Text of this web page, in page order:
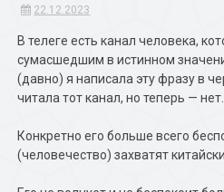
22.12.2023
В телеге есть канал человека,
сумасшедшим в истинном
(давно) я написала эту фразу в
читала тот канал, но теперь —
Конкретно его больше всего
(человечество) захватят